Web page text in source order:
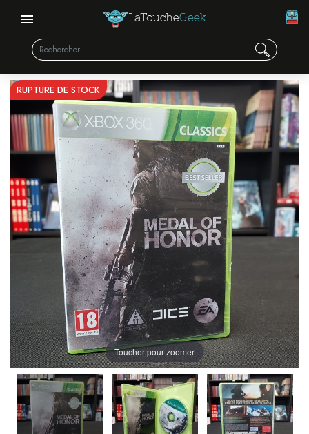
RUPTURE DE STOCK
Toucher pour zoomer